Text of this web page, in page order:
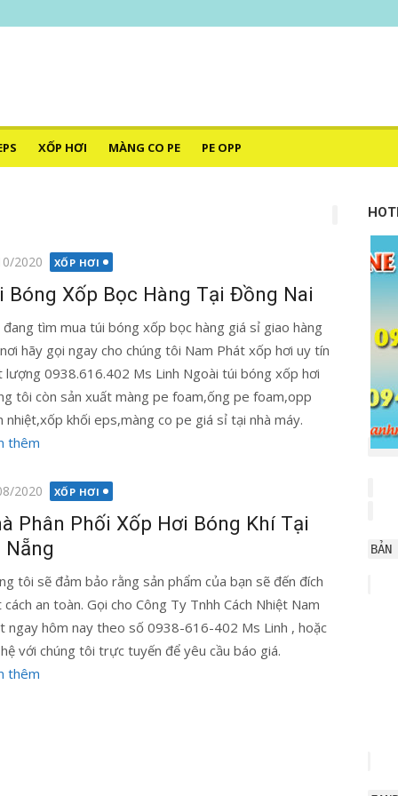
XỐP HƠI MÀNG CO PE PE OPP
2020 XỐP HƠI
Bóng Xốp Bọc Hàng Tại Đồng Nai
đang tìm mua túi bóng xốp bọc hàng giá sỉ giao hàng
hãy gọi ngay cho chúng tôi Nam Phát xốp hơi uy tín
lượng 0938.616.402 Ms Linh Ngoài túi bóng xốp hơi
tôi còn sản xuất màng pe foam,ống pe foam,opp
nhiệt,xốp khối eps,màng co pe giá sỉ tại nhà máy.
thêm
2020 XỐP HƠI
Phân Phối Xốp Hơi Bóng Khí Tại
Nẵng
tôi sẽ đảm bảo rằng sản phẩm của bạn sẽ đến đích
an toàn. Gọi cho Công Ty Tnhh Cách Nhiệt Nam
ngay hôm nay theo số 0938-616-402 Ms Linh , hoặc
với chúng tôi trực tuyến để yêu cầu báo giá.
thêm
BẢN